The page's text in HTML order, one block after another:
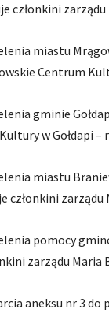
członkini zarządu
miastu
Centrum
gminie
w Gołdapi
miastu
członkini zarządu
pomocy
zarządu Maria
aneksu nr 3